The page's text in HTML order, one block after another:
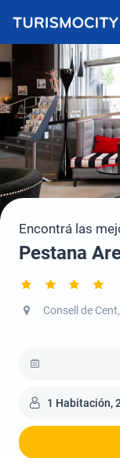
Encontrá las
Pestana
Consell de
1 Habitación,